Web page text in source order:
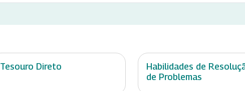
Tesouro Direto
Habilidades de
de Problemas